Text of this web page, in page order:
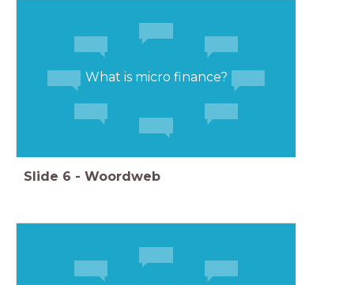
What is micro finance?
Slide 6 - Woordweb